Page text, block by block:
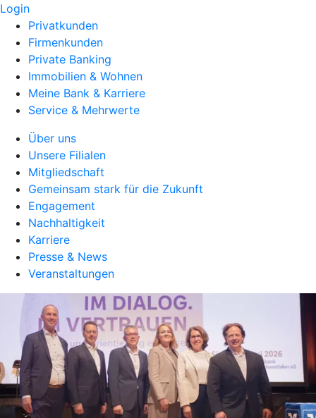
Login
Privatkunden
Firmenkunden
Private Banking
Immobilien & Wohnen
Meine Bank & Karriere
Service & Mehrwerte
Über uns
Unsere Filialen
Mitgliedschaft
Gemeinsam stark für die Zukunft
Engagement
Nachhaltigkeit
Karriere
Presse & News
Veranstaltungen